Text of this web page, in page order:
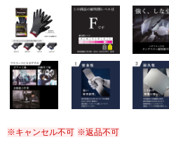
※キャンセル不可 ※返品不可